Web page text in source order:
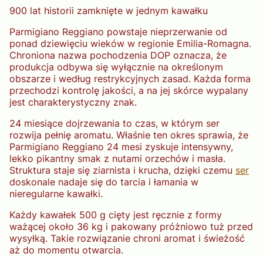
900 lat historii zamknięte w jednym kawałku
Parmigiano Reggiano powstaje nieprzerwanie od
ponad dziewięciu wieków w regionie Emilia-Romagna.
Chroniona nazwa pochodzenia DOP oznacza, że
produkcja odbywa się wyłącznie na określonym
obszarze i według restrykcyjnych zasad. Każda forma
przechodzi kontrolę jakości, a na jej skórce wypalany
jest charakterystyczny znak.
24 miesiące dojrzewania to czas, w którym ser
rozwija pełnię aromatu. Właśnie ten okres sprawia, że
Parmigiano Reggiano 24 mesi zyskuje intensywny,
lekko pikantny smak z nutami orzechów i masła.
Struktura staje się ziarnista i krucha, dzięki czemu ser
doskonale nadaje się do tarcia i łamania w
nieregularne kawałki.
Każdy kawałek 500 g cięty jest ręcznie z formy
ważącej około 36 kg i pakowany próżniowo tuż przed
wysyłką. Takie rozwiązanie chroni aromat i świeżość
aż do momentu otwarcia.